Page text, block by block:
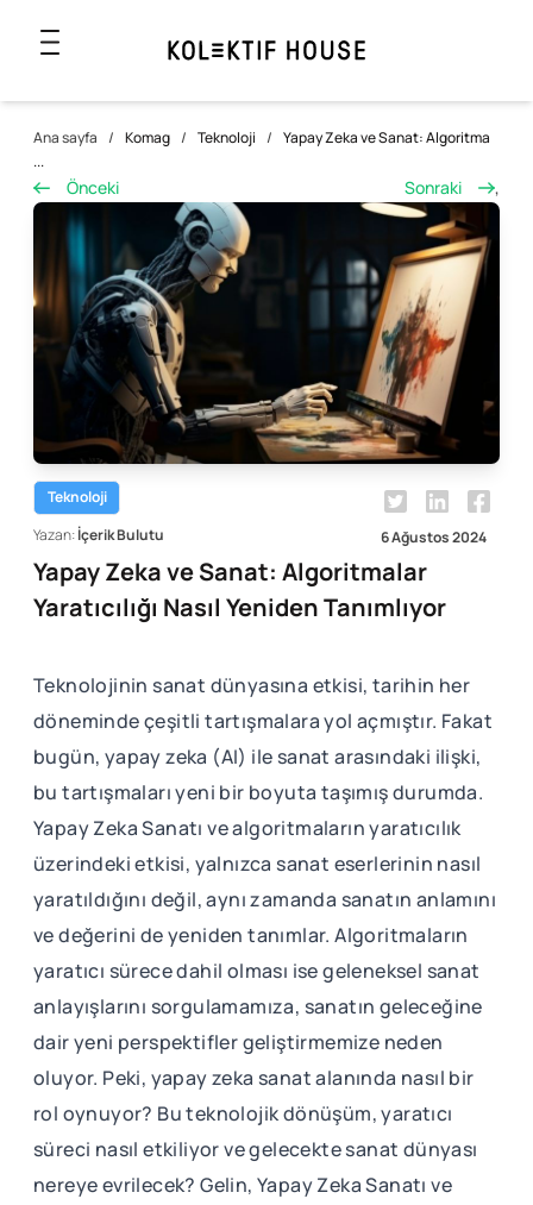
Ana sayfa / Komag / Teknoloji / Yapay Zeka ve Sanat: Algoritma
...
Önceki Sonraki ,
Teknoloji
Yazan:İçerik Bulutu 6 Ağustos 2024
Yapay Zeka ve Sanat: Algoritmalar
Yaratıcılığı Nasıl Yeniden Tanımlıyor
Teknolojinin sanat dünyasına etkisi, tarihin her
döneminde çeşitli tartışmalara yol açmıştır. Fakat
bugün, yapay zeka (AI) ile sanat arasındaki ilişki,
bu tartışmaları yeni bir boyuta taşımış durumda.
Yapay Zeka Sanatı ve algoritmaların yaratıcılık
üzerindeki etkisi, yalnızca sanat eserlerinin nasıl
yaratıldığını değil, aynı zamanda sanatın anlamını
ve değerini de yeniden tanımlar. Algoritmaların
yaratıcı sürece dahil olması ise geleneksel sanat
anlayışlarını sorgulamamıza, sanatın geleceğine
dair yeni perspektifler geliştirmemize neden
oluyor. Peki, yapay zeka sanat alanında nasıl bir
rol oynuyor? Bu teknolojik dönüşüm, yaratıcı
süreci nasıl etkiliyor ve gelecekte sanat dünyası
nereye evrilecek? Gelin, Yapay Zeka Sanatı ve